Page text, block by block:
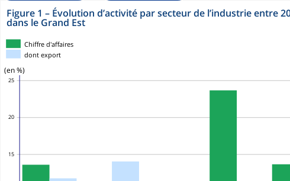
Figure 1 – Évolution d’activité par secteur de l’industrie entre
dans le Grand Est
15
20
25
(en %)
Chiffre d'affaires
dont export